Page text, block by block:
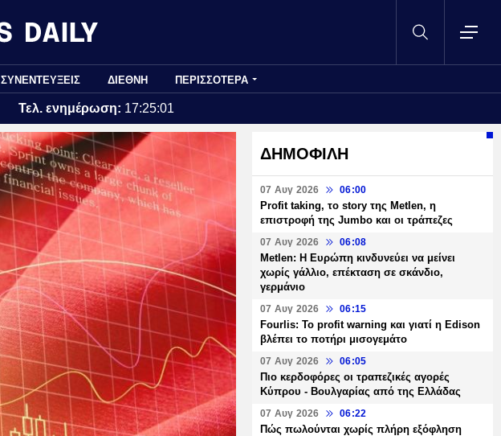
ΣΥΝΕΝΤΕΥΞΕΙΣ ΔΙΕΘΝΗ ΠΕΡΙΣΣΟΤΕΡΑ
Τελ. ενημέρωση: 17:25:01
ΔΗΜΟΦΙΛΗ
07 Αυγ 2026 06:00
Profit taking, το story της Metlen, η
επιστροφή της Jumbo και οι τράπεζες
07 Αυγ 2026 06:08
Metlen: Η Ευρώπη κινδυνεύει να μείνει
χωρίς γάλλιο, επέκταση σε σκάνδιο,
γερμάνιο
07 Αυγ 2026 06:15
Fourlis: Το profit warning και γιατί η Edison
βλέπει το ποτήρι μισογεμάτο
07 Αυγ 2026 06:05
Πιο κερδοφόρες οι τραπεζικές αγορές
Κύπρου - Βουλγαρίας από της Ελλάδας
07 Αυγ 2026 06:22
Πώς πωλούνται χωρίς πλήρη εξόφληση